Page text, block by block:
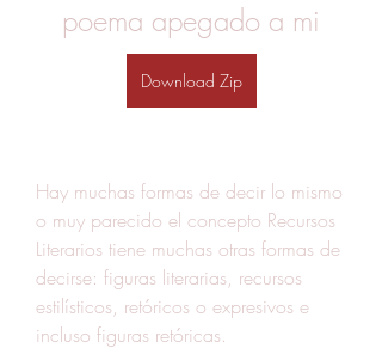
poema apegado a mi
Download Zip
Hay muchas formas de decir lo mismo
o muy parecido el concepto Recursos
Literarios tiene muchas otras formas de
decirse: figuras literarias, recursos
estilísticos, retóricos o expresivos e
incluso figuras retóricas.